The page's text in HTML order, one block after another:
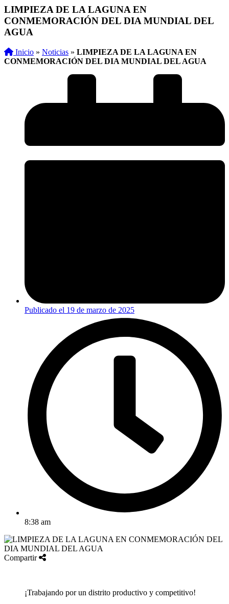
LIMPIEZA DE LA LAGUNA EN
CONMEMORACIÓN DEL DIA MUNDIAL DEL
AGUA
Inicio » Noticias » LIMPIEZA DE LA LAGUNA EN
CONMEMORACIÓN DEL DIA MUNDIAL DEL AGUA
Publicado el 19 de marzo de 2025
8:38 am
Compartir
¡Trabajando por un distrito productivo y competitivo!